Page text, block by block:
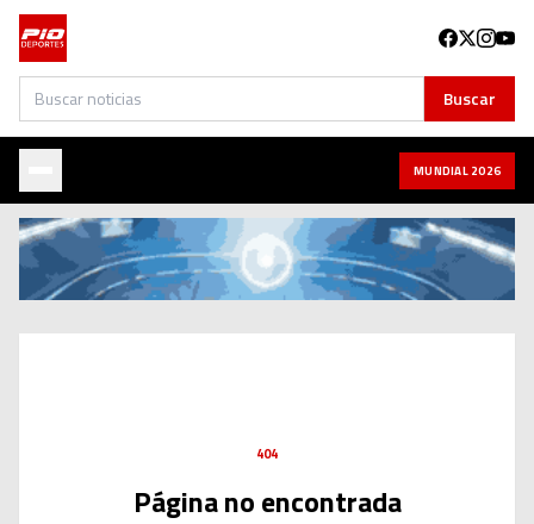
Buscar Buscar
MUNDIAL 2026
404
Página no encontrada